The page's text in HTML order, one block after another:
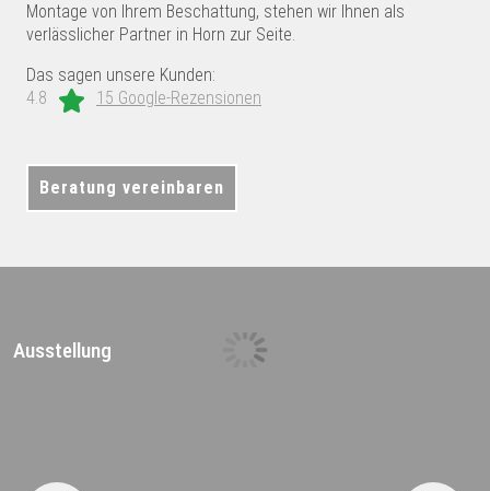
Montage von Ihrem Beschattung, stehen wir Ihnen als
verlässlicher Partner in Horn zur Seite.
Das sagen unsere Kunden:
4.8
15 Google-Rezensionen
Beratung vereinbaren
Ausstellung